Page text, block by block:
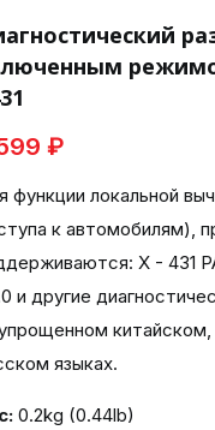
view
₽
функции локальной
к автомобилям),
X - 431
и другие
языках.
0.2kg (0.44lb)